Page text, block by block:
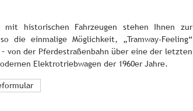
mit historischen Fahrzeugen stehen Ihnen zur
die einmalige Möglichkeit, „Tramway-Feeling“
von der Pferdestraßenbahn über eine der letzten
Elektrotriebwagen der 1960er Jahre.